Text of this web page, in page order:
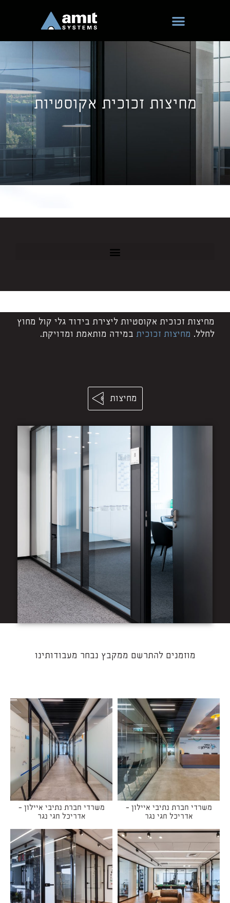
מחיצות זכוכית אקוסטיות
מחיצות זכוכית אקוסטיות ליצירת בידוד גלי קול מחוץ
לחלל. מחיצות זכוכית במידה מותאמת ומדויקת.
מחיצות
מוזמנים להתרשם ממקבץ נבחר מעבודותינו​
משרדי חברת נתיבי איילון -
אדריכל חגי נגר
משרדי חברת נתיבי איילון -
אדריכל חגי נגר